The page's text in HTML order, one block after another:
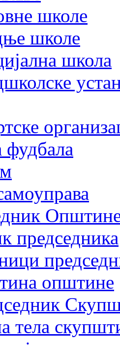
школе
школе
школа
фудбала
председника
општине
тела